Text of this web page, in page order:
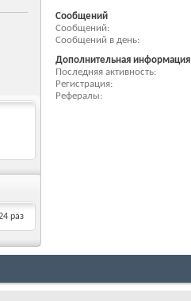
раз
Сообщений
Сообщений
Сообщений в день
Дополнительная информация
Последняя активность
Регистрация
Рефералы